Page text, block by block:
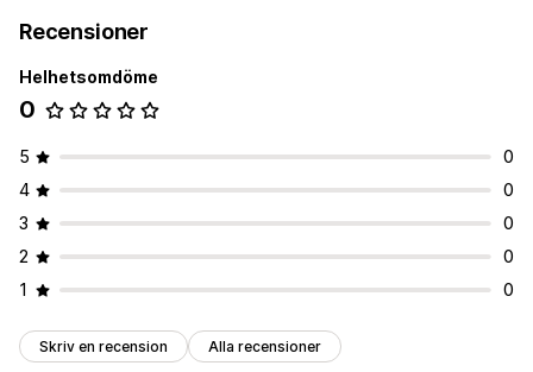
Recensioner
Helhetsomdöme
0
5
0
4
0
3
0
2
0
1
0
Skriv en recension Alla recensioner